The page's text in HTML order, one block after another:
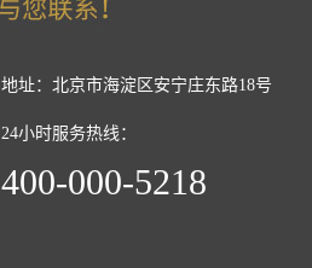
地址：北京市海淀区安宁庄东路18号
24小时服务热线：
400-000-5218